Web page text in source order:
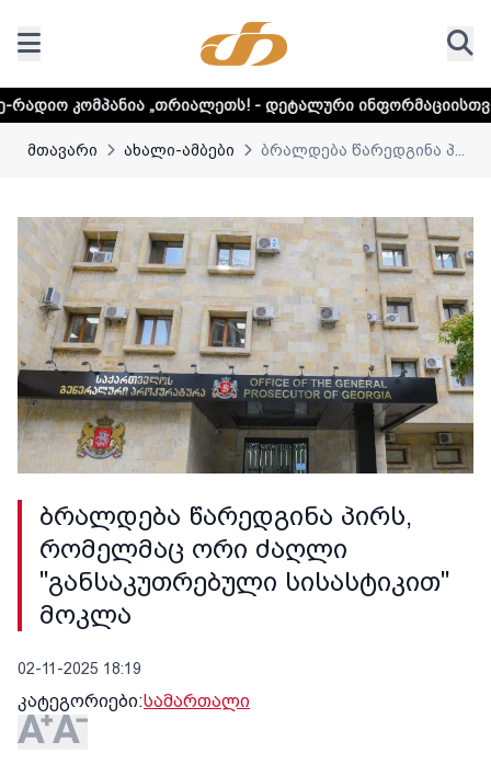
- დეტალური ინფორმაციისთვის დააკლიკეთ
მთავარი ახალი-ამბები ბრალდება წარედგინა პ...
ბრალდება წარედგინა პირს,
რომელმაც ორი ძაღლი
"განსაკუთრებული სისასტიკით"
მოკლა
02-11-2025 18:19
კატეგორიები:სამართალი